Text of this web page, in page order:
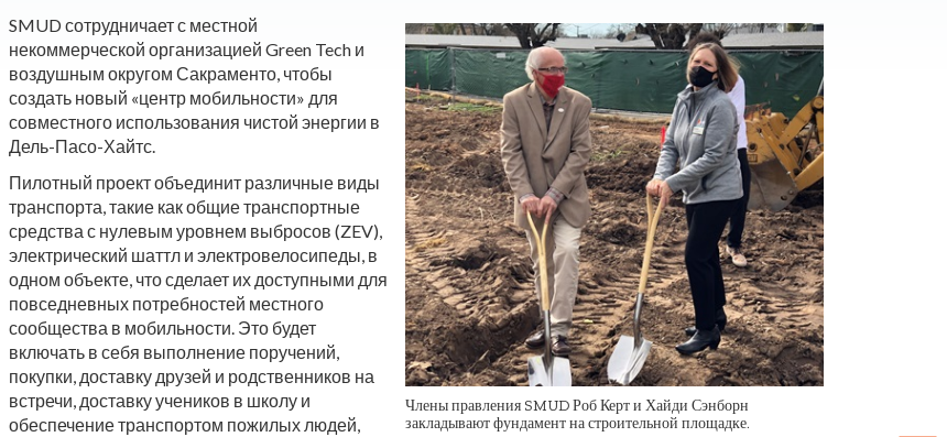
Члены правления SMUD Роб Керт и Хайди Сэнборн
закладывают фундамент на строительной площадке.
SMUD сотрудничает с местной
некоммерческой организацией Green Tech и
воздушным округом Сакраменто, чтобы
создать новый «центр мобильности» для
совместного использования чистой энергии в
Дель-Пасо-Хайтс.
Пилотный проект объединит различные виды
транспорта, такие как общие транспортные
средства с нулевым уровнем выбросов (ZEV),
электрический шаттл и электровелосипеды, в
одном объекте, что сделает их доступными для
повседневных потребностей местного
сообщества в мобильности. Это будет
включать в себя выполнение поручений,
покупки, доставку друзей и родственников на
встречи, доставку учеников в школу и
обеспечение транспортом пожилых людей,